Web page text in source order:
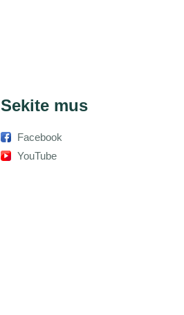
Sekite mus
Facebook
YouTube